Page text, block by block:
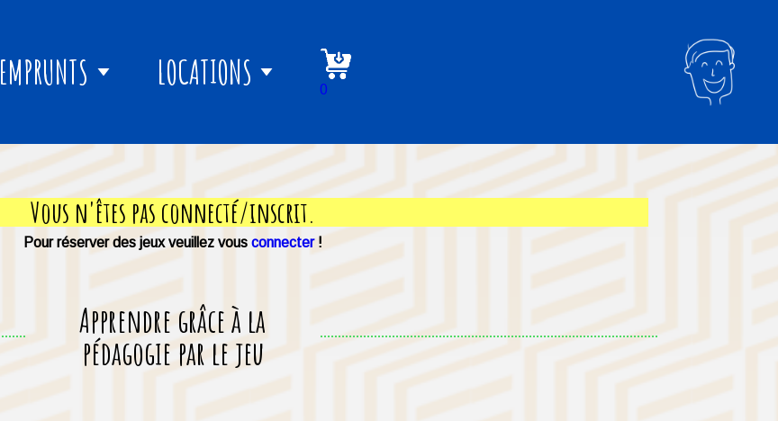
EMPRUNTS LOCATIONS 0
Vous n'êtes pas connecté/inscrit.
Pour réserver des jeux veuillez vous connecter!
Apprendre grâce à la
pédagogie par le jeu